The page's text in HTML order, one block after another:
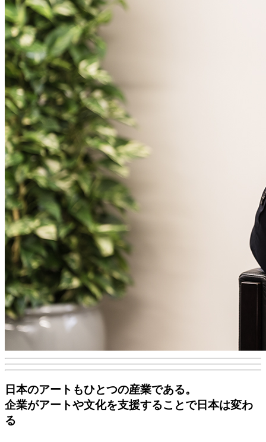
日本のアートもひとつの産業である。
企業がアートや文化を支援することで日本は変わ
る